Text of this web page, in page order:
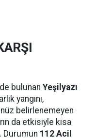
bulunan Yeşilyazı
yangını,
belirlenemeyen
da etkisiyle kısa
Durumun 112 Acil